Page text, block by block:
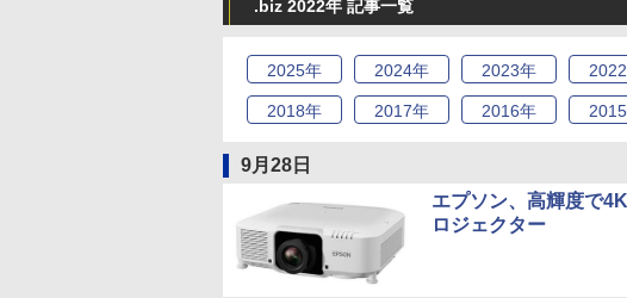
.biz 2022年 記事一覧
2025年 2024年 2023年 2022
2018年 2017年 2016年 2015
9月28日
エプソン、高輝度で
ロジェクター